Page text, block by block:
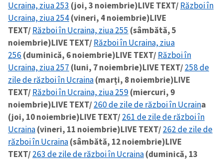
Ucraina, ziua 253 (joi, 3 noiembrie)LIVE TEXT/Război în
Ucraina, ziua 254(vineri, 4 noiembrie)LIVE
TEXT/Război în Ucraina, ziua 255 (sâmbătă, 5
noiembrie)LIVE TEXT/Război în Ucraina, ziua
256 (duminică, 6 noiembrie)LIVE TEXT/Război în
Ucraina, ziua 257 (luni, 7 noiembrie)LIVE TEXT/258 de
zile de război în Ucraina(marți, 8 noiembrie)LIVE
TEXT/Război în Ucraina, ziua 259(miercuri, 9
noiembrie)LIVE TEXT/260 de zile de război în Ucraina
(joi, 10 noiembrie)LIVE TEXT/261 de zile de război în
Ucraina(vineri, 11 noiembrie)LIVE TEXT/262 de zile de
război în Ucraina(sâmbătă, 12 noiembrie)LIVE
TEXT/263 de zile de război în Ucraina(duminică, 13